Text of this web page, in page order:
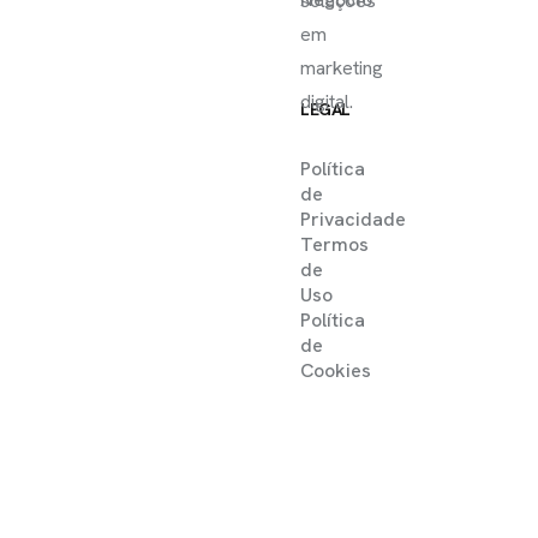
LEGAL
Política
de
Privacidade
Termos
de
Uso
Política
de
Cookies
em
marketing
digital.